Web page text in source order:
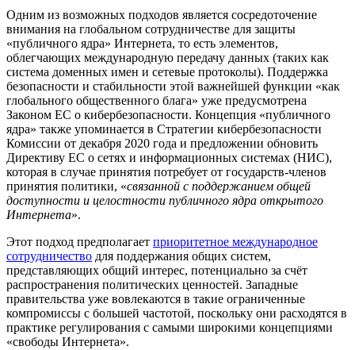
Одним из возможных подходов является сосредоточение
внимания на глобальном сотрудничестве для защиты
«публичного ядра» Интернета, то есть элементов,
облегчающих международную передачу данных (таких как
система доменных имен и сетевые протоколы). Поддержка
безопасности и стабильности этой важнейшей функции «как
глобального общественного блага» уже предусмотрена
Законом ЕС о кибербезопасности. Концепция «публичного
ядра» также упоминается в Стратегии кибербезопасности
Комиссии от декабря 2020 года и предложении обновить
Директиву ЕС о сетях и информационных системах (НИС),
которая в случае принятия потребует от государств-членов
принятия политики, «связанной с поддержанием общей
доступности и целостности публичного ядра открытого
Интернета».
Этот подход предполагает приоритетное международное
сотрудничество для поддержания общих систем,
представляющих общий интерес, потенциально за счёт
распространения политических ценностей. Западные
правительства уже вовлекаются в такие ограниченные
компромиссы с большей частотой, поскольку они расходятся в
практике регулирования с самыми широкими концепциями
«свободы Интернета».